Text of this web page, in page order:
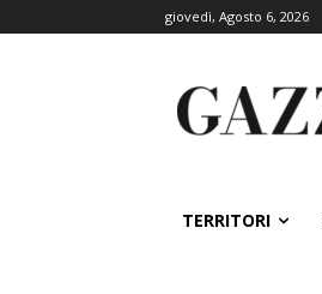
giovedì, Agosto 6, 2026
TERRITORI